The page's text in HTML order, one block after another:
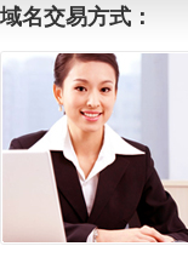
域名交易方式：